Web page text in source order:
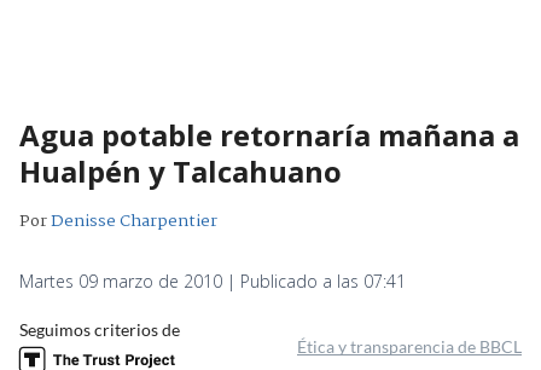
Agua potable retornaría mañana a
Hualpén y Talcahuano
PorDenisse Charpentier
Martes 09 marzo de 2010 | Publicado a las 07:41
Seguimos criterios de
Ética y transparencia de BBCL